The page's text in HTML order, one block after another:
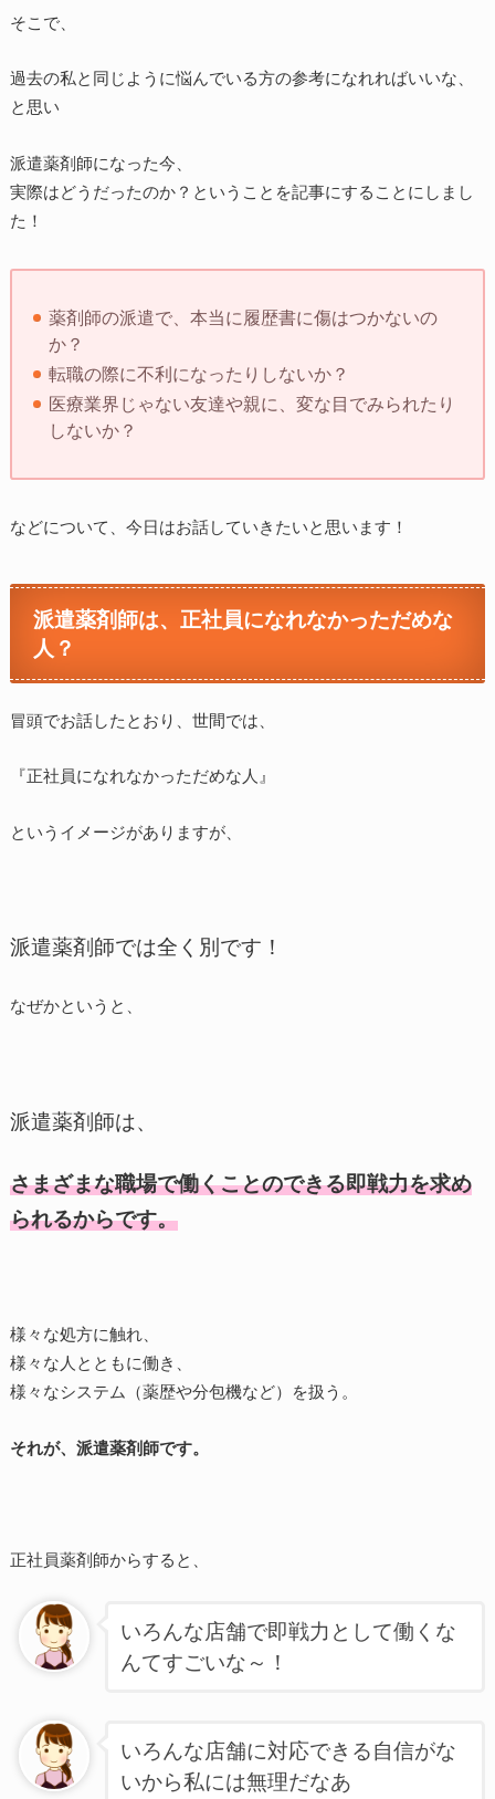
そこで、
過去の私と同じように悩んでいる方の参考になれればいいな、
と思い
派遣薬剤師になった今、
実際はどうだったのか？ということを記事にすることにしまし
た！
薬剤師の派遣で、本当に履歴書に傷はつかないの
か？
転職の際に不利になったりしないか？
医療業界じゃない友達や親に、変な目でみられたり
しないか？
などについて、今日はお話していきたいと思います！
派遣薬剤師は、正社員になれなかっただめな
人？
冒頭でお話したとおり、世間では、
『正社員になれなかっただめな人』
というイメージがありますが、
派遣薬剤師では全く別です！
なぜかというと、
派遣薬剤師は、
さまざまな職場で働くことのできる即戦力を求め
られるからです。
様々な処方に触れ、
様々な人とともに働き、
様々なシステム（薬歴や分包機など）を扱う。
それが、派遣薬剤師です。
正社員薬剤師からすると、
いろんな店舗で即戦力として働くな
んてすごいな～！
いろんな店舗に対応できる自信がな
いから私には無理だなあ